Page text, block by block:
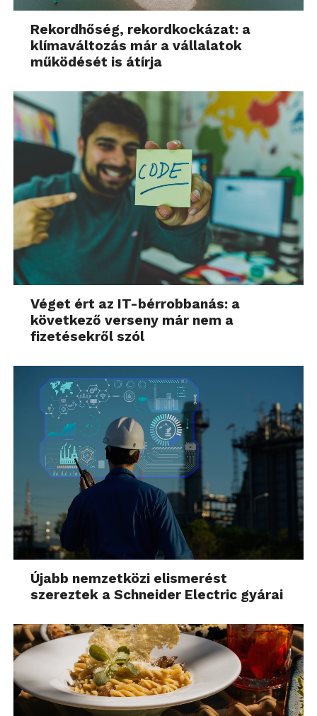
Rekordhőség, rekordkockázat: a
klímaváltozás már a vállalatok
működését is átírja
Véget ért az IT-bérrobbanás: a
következő verseny már nem a
fizetésekről szól
Újabb nemzetközi elismerést
szereztek a Schneider Electric gyárai